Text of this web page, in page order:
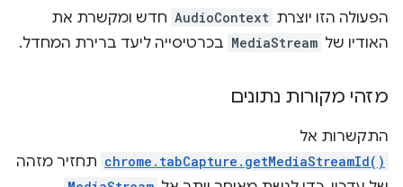
הפעולה הזו יוצרת AudioContext חדש ומקשרת את
האודיו של MediaStream בכרטיסייה ליעד ברירת המחדל.
מזהי מקורות נתונים
התקשרות אל
chrome.tabCapture.getMediaStreamId() תחזיר מזהה